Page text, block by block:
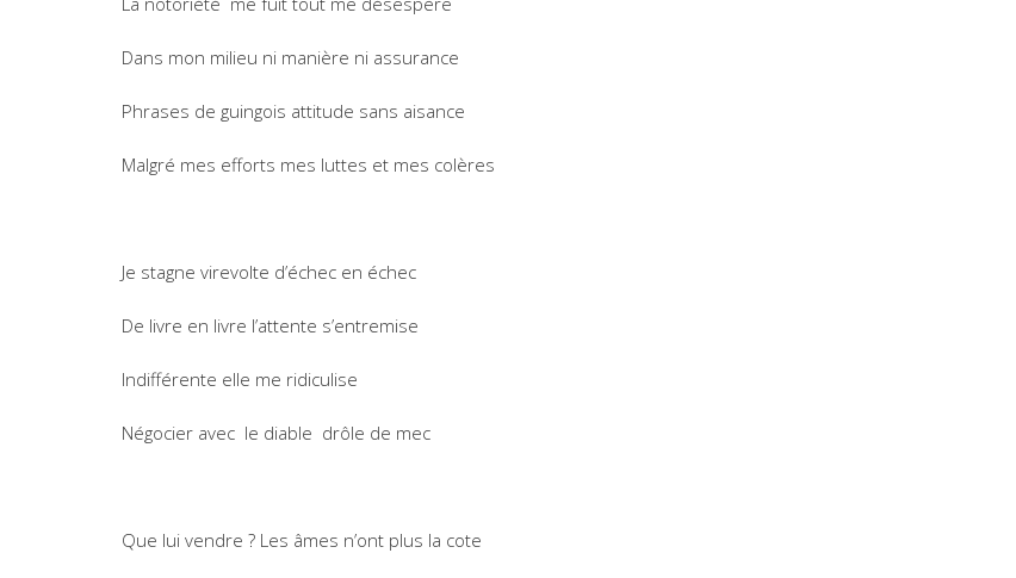
Dans mon milieu ni manière ni assurance
Phrases de guingois attitude sans aisance
Malgré mes efforts mes luttes et mes colères
Je stagne virevolte d’échec en échec
De livre en livre l’attente s’entremise
Indifférente elle me ridiculise
Négocier avec le diable drôle de mec
Que lui vendre ? Les âmes n’ont plus la cote